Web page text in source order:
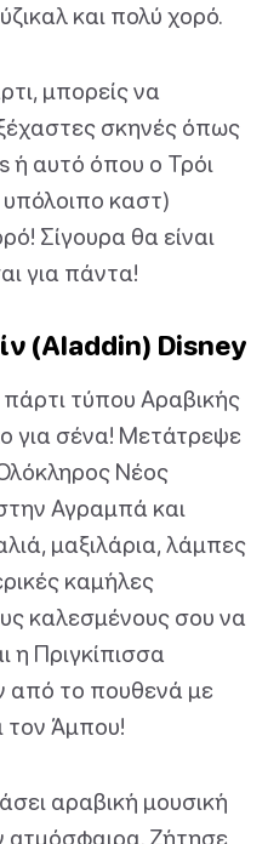
και πολύ χορό.
μπορείς να
σκηνές όπως
ή αυτό όπου ο Τρόι
υπόλοιπο καστ)
Σίγουρα θα είναι
για πάντα!
(Aladdin) Disney
τύπου Αραβικής
για σένα! Μετάτρεψε
Νέος
Αγραμπά και
μαξιλάρια, λάμπες
καμήλες
καλεσμένους σου να
η Πριγκίπισσα
από το πουθενά με
τον Άμπου!
αραβική μουσική
ατμόσφαιρα. Ζήτησε